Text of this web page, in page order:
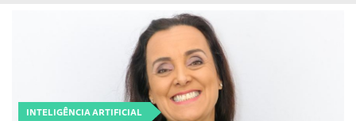
INTELIGÊNCIA ARTIFICIAL